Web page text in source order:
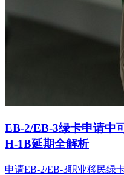
EB-2/EB-3绿卡申请中
H-1B延期全解析
申请EB-2/EB-3职业移民绿